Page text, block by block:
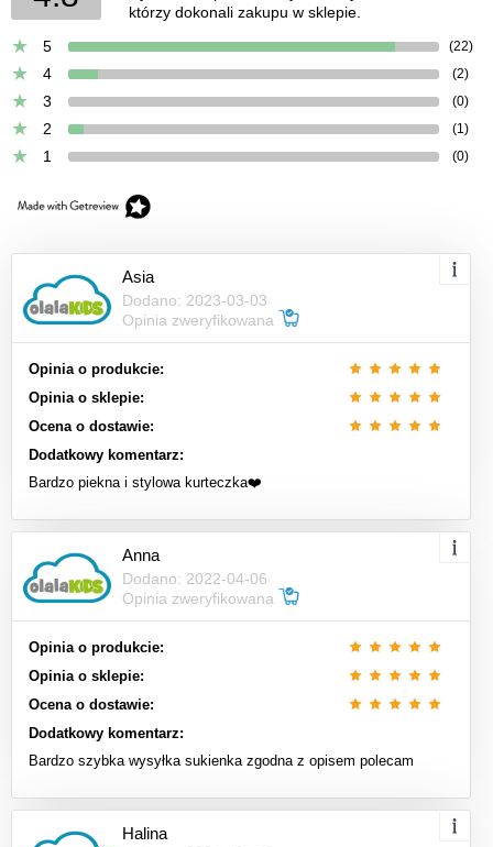
którzy dokonali zakupu w sklepie.
5
(22)
4 (2)
3 (0)
2 (1)
1 (0)
Asia
Dodano: 2023-03-03
Opinia zweryfikowana
Opinia o produkcie:
Opinia o sklepie:
Ocena o dostawie:
Dodatkowy komentarz:
Bardzo piekna i stylowa kurteczka❤️
Anna
Dodano: 2022-04-06
Opinia zweryfikowana
Opinia o produkcie:
Opinia o sklepie:
Ocena o dostawie:
Dodatkowy komentarz:
Bardzo szybka wysyłka sukienka zgodna z opisem polecam
Halina